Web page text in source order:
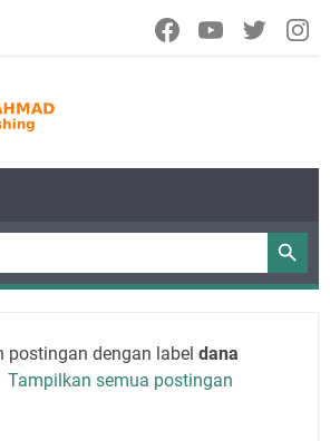
postingan dengan labeldana
Tampilkan semua postingan